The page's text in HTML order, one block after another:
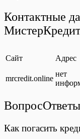
Контактные
МистерКредит
Сайт Адрес
mrcredit.online
нет
ВопросОтветы
Как погасить